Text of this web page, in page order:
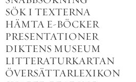
SÖK I TEXTERNA
HÄMTA E-BÖCKER
PRESENTATIONER
DIKTENS MUSEUM
LITTERATURKARTAN
ÖVERSÄTTARLEXIKON